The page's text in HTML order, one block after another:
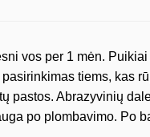
vos per 1 mėn.
tiems, kas
pastos. Abrazyvinių
po plombavimo. Po